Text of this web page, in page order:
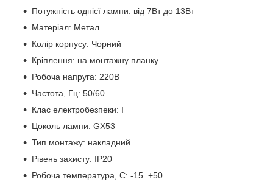
Потужність однієї лампи: від 7Вт до 13Вт
Матеріал: Метал
Колір корпусу: Чорний
Кріплення: на монтажну планку
Робоча напруга: 220В
Частота, Гц: 50/60
Клас електробезпеки: І
Цоколь лампи: GX53
Тип монтажу: накладний
Рівень захисту: ІР20
Робоча температура, С: -15..+50